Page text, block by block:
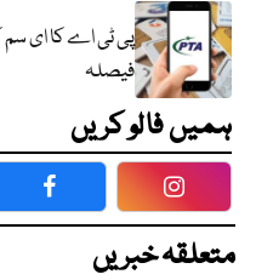
پی ٹی اے کا ای سم
فیصلہ
ہمیں فالو کریں
Facebook
متعلقہ خبریں